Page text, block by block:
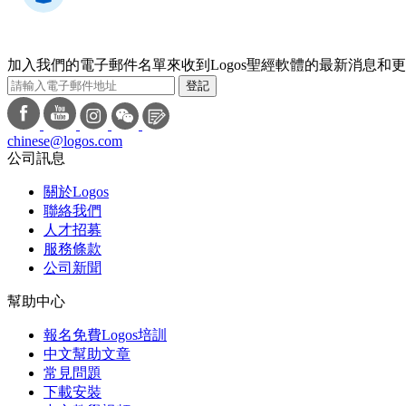
加入我們的電子郵件名單來收到Logos聖經軟體的最新消息和
登記
chinese@logos.com
公司訊息
關於Logos
聯絡我們
人才招募
服務條款
公司新聞
幫助中心
報名免費Logos培訓
中文幫助文章
常見問題
下載安裝